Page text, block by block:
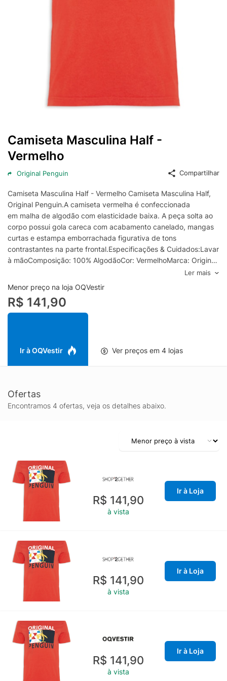
Camiseta Masculina Half -
Vermelho
Original Penguin Compartilhar
Camiseta Masculina Half - Vermelho Camiseta Masculina Half,
Original Penguin.A camiseta vermelha é confeccionada
em malha de algodão com elasticidade baixa. A peça solta ao
corpo possui gola careca com acabamento canelado, mangas
curtas e estampa emborrachada figurativa de tons
contrastantes na parte frontal.Especificações & Cuidados:Lavar
à mãoComposição: 100% AlgodãoCor: VermelhoMarca: Original
Ler mais
Menor preço na loja OQVestir
R$ 141,90
Ir à OQVestir Ver preços em 4 lojas
Ofertas
Encontramos 4 ofertas, veja os detalhes abaixo.
R$ 141,90
à vista
Ir à Loja
R$ 141,90
à vista
Ir à Loja
R$ 141,90
à vista
Ir à Loja